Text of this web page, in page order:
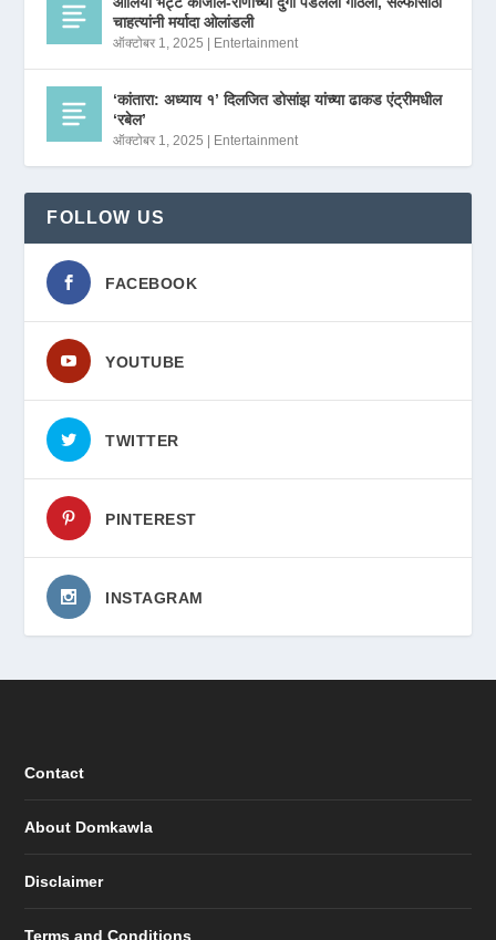
चाहत्यांनी मर्यादा ओलांडली
ऑक्टोबर 1, 2025 | Entertainment
‘कांतारा: अध्याय १’ दिलजित डोसांझ यांच्या ढाकड एंट्रीमधील
‘रबेल’
ऑक्टोबर 1, 2025 | Entertainment
FOLLOW US
FACEBOOK
YOUTUBE
TWITTER
PINTEREST
INSTAGRAM
Contact
About Domkawla
Disclaimer
Terms and Conditions